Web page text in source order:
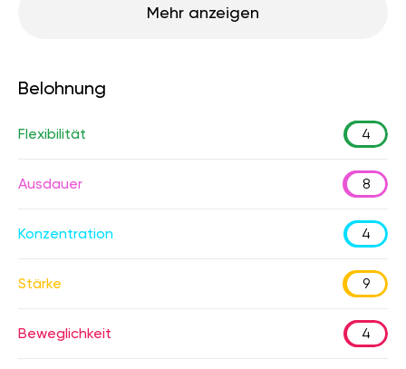
Mehr anzeigen
Belohnung
Flexibilität 4
Ausdauer 8
Konzentration 4
Stärke 9
Beweglichkeit 4